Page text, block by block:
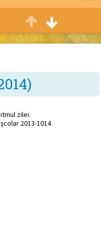
veseliei
cu ocazia zilei de naștere
părinți
și seminarii
zilei.
2013-1014